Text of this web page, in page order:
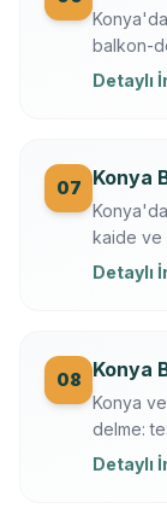
balkon-
Detaylı
07 Konya
kaide ve
Detaylı
08 Konya
Konya
delme:
karot +
Detaylı